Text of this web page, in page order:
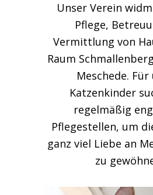
Unser Verein
Pflege,
Vermittlung von
Raum
Meschede. Für
Katzenkinder
regelmäßig
Pflegestellen, um
ganz viel Liebe an
zu